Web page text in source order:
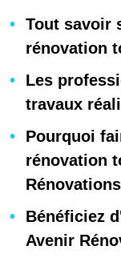
Tout savoir
rénovation
Les
travaux
Pourquoi
rénovation
Bénéficiez
Avenir